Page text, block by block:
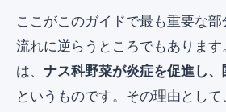
ここがこのガイドで最も重要な
流れに逆らうところでもありま
は、 ナス科野菜が炎症を促進し
というものです。その理由とし